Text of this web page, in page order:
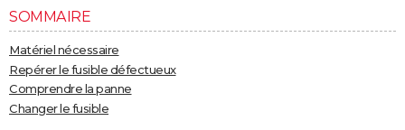
Dictionnaire
Biographies
Citations
Expressions
Proverbes
PROGRAMME TV
COPAINS D'AVANT
S'inscrire
Se connecter
Lycées
Collèges
Primaires
Universités
Entreprises
Service militaire
Avis de recherche
AVIS DE DÉCÈS
SOMMAIRE
Matériel nécessaire
Repérer le fusible défectueux
Comprendre la panne
Changer le fusible